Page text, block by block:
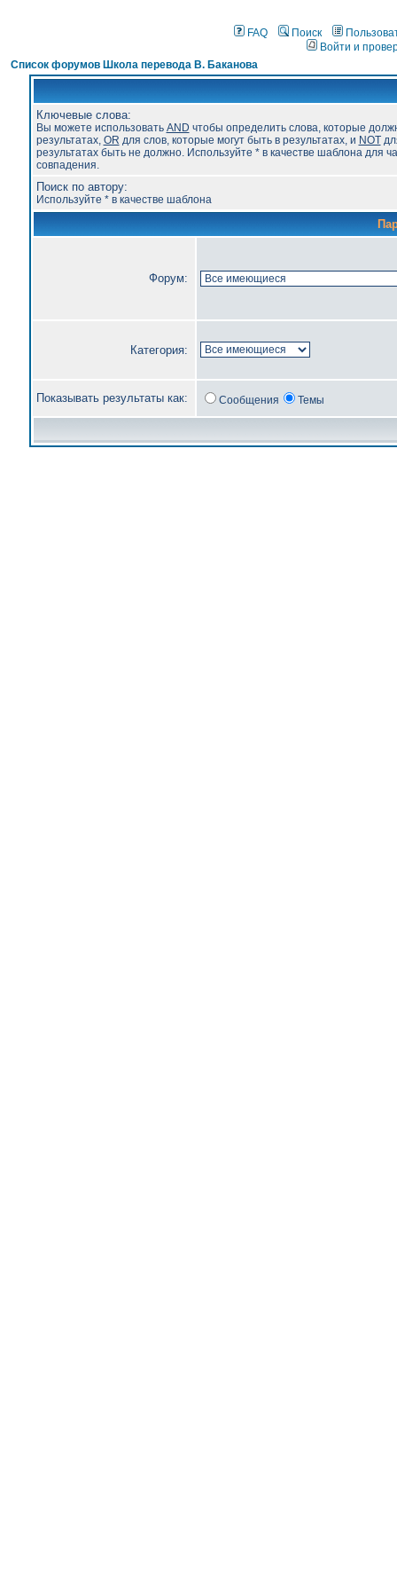
FAQ Поиск
Войти и
Список форумов Школа перевода В. Баканова
Ключевые слова:
Вы можете использовать AND чтобы определить слова, которые
результатах, OR для слов, которые могут быть в результатах, и NOT
результатах быть не должно. Используйте * в качестве шаблона для
совпадения.
Поиск по автору:
Используйте * в качестве шаблона
Форум:
Категория:
Показывать результаты как: Сообщения Темы